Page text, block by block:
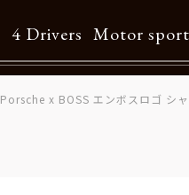
4 Drivers Motor
Porsche x BOSS エンボスロゴ シ